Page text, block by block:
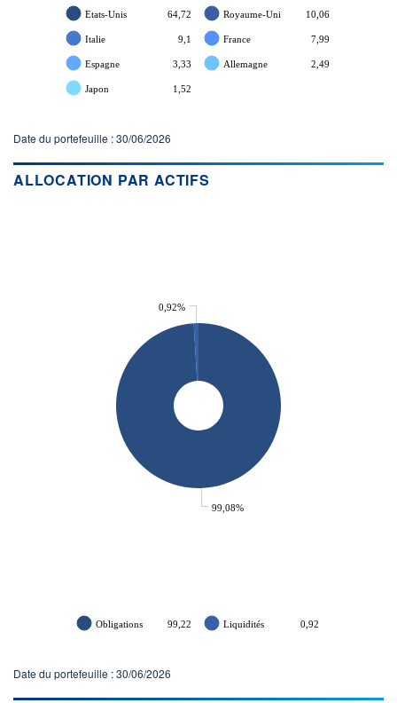
Etats-Unis 64,72 Royaume-Uni 10,06
Italie 9,1 France 7,99
Espagne 3,33 Allemagne 2,49
Japon 1,52
Date du portefeuille : 30/06/2026
ALLOCATION PAR ACTIFS
99,08%
0,92%
Obligations 99,22 Liquidités 0,92
Date du portefeuille : 30/06/2026